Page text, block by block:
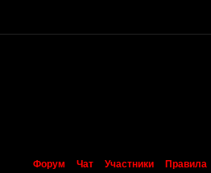
Форум Чат Участники Правила